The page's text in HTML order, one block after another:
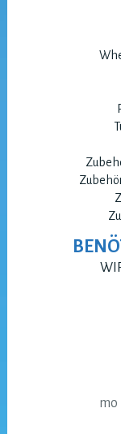
mo